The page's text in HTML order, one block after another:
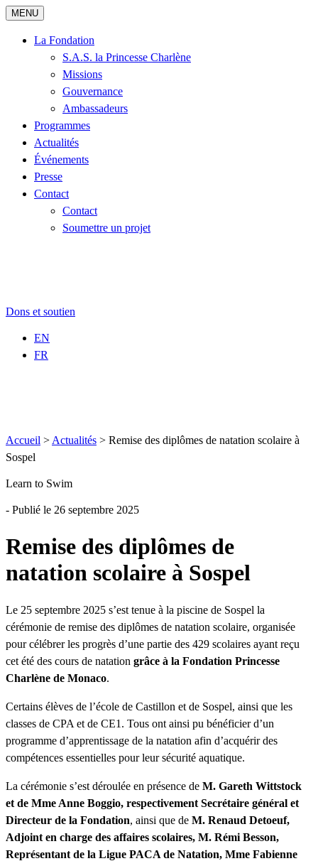
MENU
La Fondation
S.A.S. la Princesse Charlène
Missions
Gouvernance
Ambassadeurs
Programmes
Actualités
Événements
Presse
Contact
Contact
Soumettre un projet
Dons et soutien
EN
FR
Accueil > Actualités > Remise des diplômes de natation scolaire à
Sospel
Learn to Swim
- Publié le 26 septembre 2025
Remise des diplômes de
natation scolaire à Sospel
Le 25 septembre 2025 s’est tenue à la piscine de Sospel la
cérémonie de remise des diplômes de natation scolaire, organisée
pour célébrer les progrès d’une partie des 429 scolaires ayant reçu
cet été des cours de natation grâce à la Fondation Princesse
Charlène de Monaco.
Certains élèves de l’école de Castillon et de Sospel, ainsi que les
classes de CPA et de CE1. Tous ont ainsi pu bénéficier d’un
programme d’apprentissage de la natation afin d’acquérir des
compétences essentielles pour leur sécurité aquatique.
La cérémonie s’est déroulée en présence de M. Gareth Wittstock
et de Mme Anne Boggio, respectivement Secrétaire général et
Directeur de la Fondation, ainsi que de M. Renaud Detoeuf,
Adjoint en charge des affaires scolaires, M. Rémi Besson,
Représentant de la Ligue PACA de Natation, Mme Fabienne